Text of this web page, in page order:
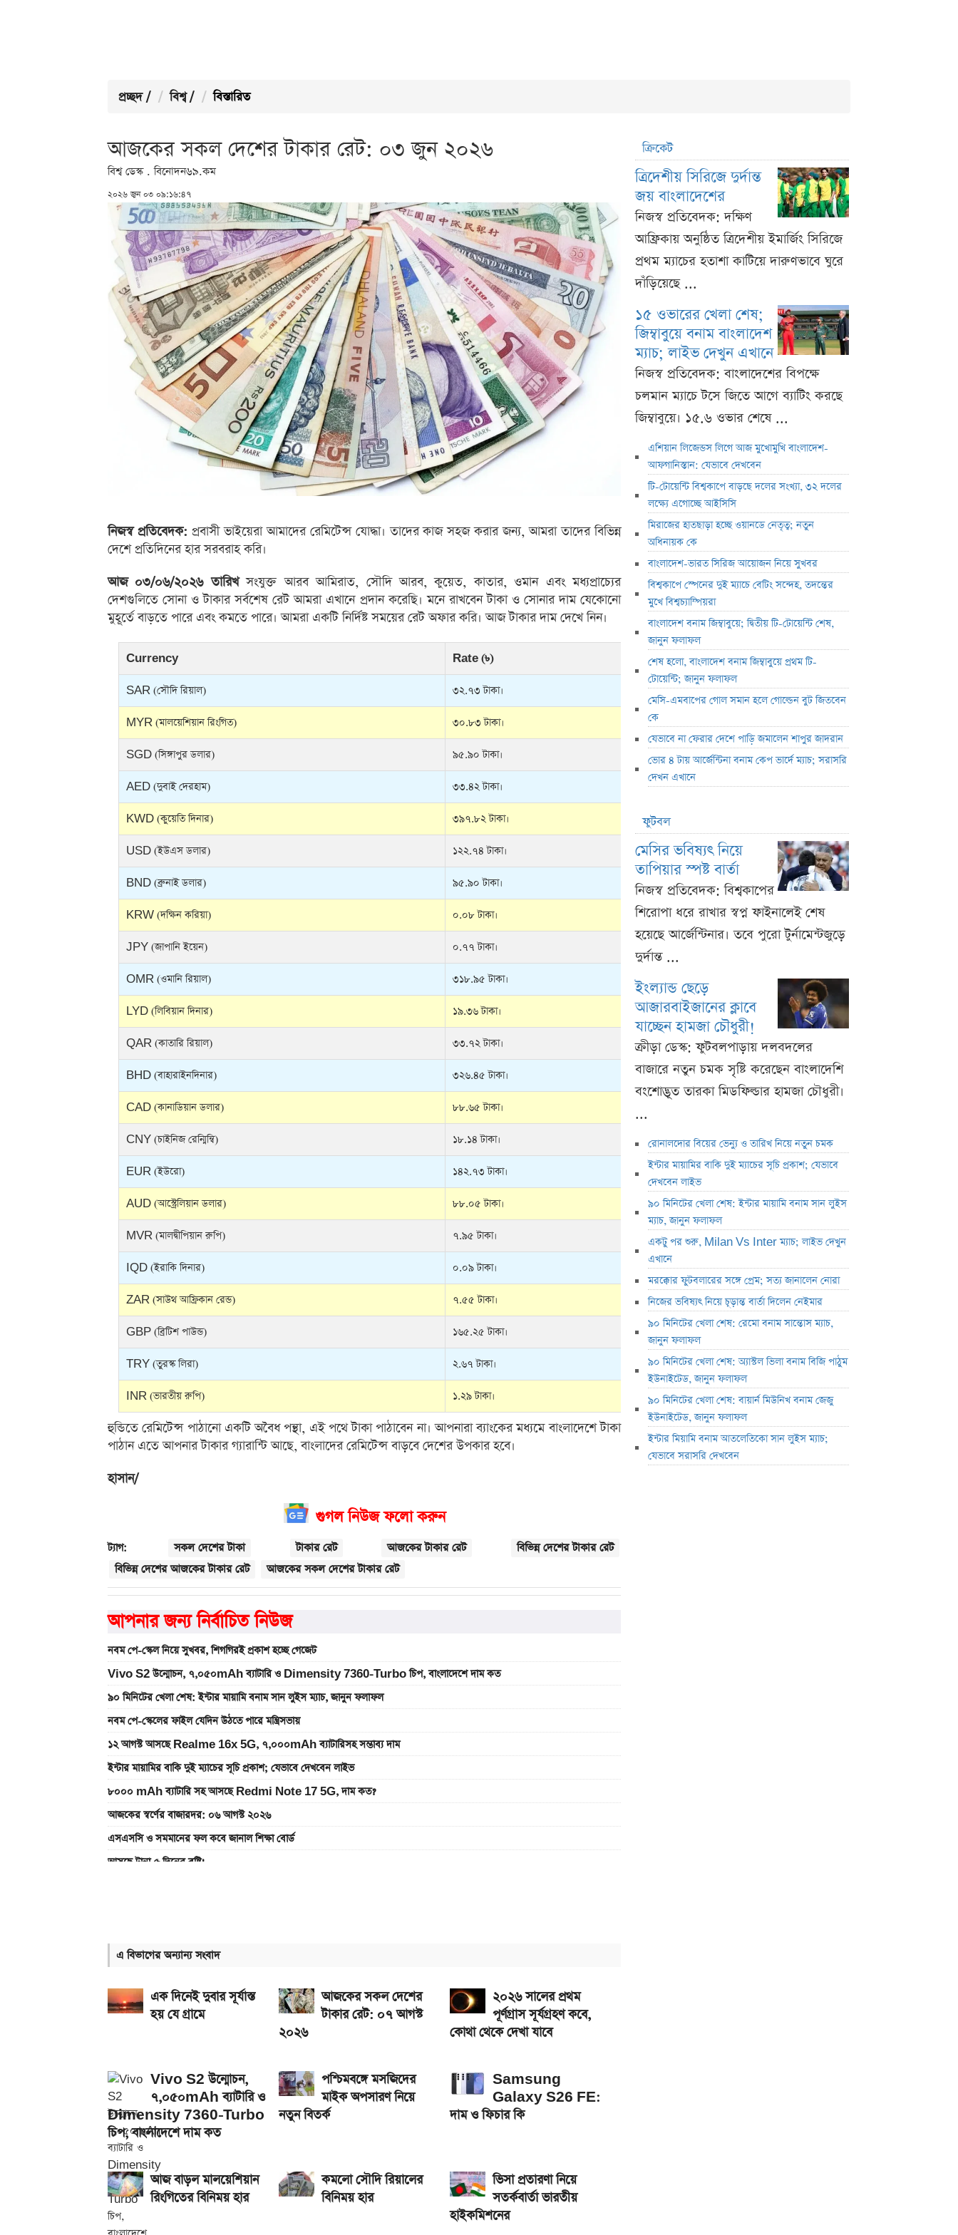
প্রচ্ছদ / বিশ্ব / বিস্তারিত
আজকের সকল দেশের টাকার রেট: ০৩ জুন ২০২৬
বিশ্ব ডেস্ক . বিনোদন৬৯.কম
২০২৬ জুন ০৩ ০৯:১৬:৪৭
নিজস্ব প্রতিবেদক: প্রবাসী ভাইয়েরা আমাদের রেমিটেন্স যোদ্ধা। তাদের কাজ সহজ করার জন্য, আমরা তাদের বিভিন্ন
দেশে প্রতিদিনের হার সরবরাহ করি।
আজ ০৩/০৬/২০২৬ তারিখসংযুক্ত আরব আমিরাত, সৌদি আরব, কুয়েত, কাতার, ওমান এবং মধ্যপ্রাচ্যের
দেশগুলিতে সোনা ও টাকার সর্বশেষ রেট আমরা এখানে প্রদান করেছি। মনে রাখবেন টাকা ও সোনার দাম যেকোনো
মুহূর্তে বাড়তে পারে এবং কমতে পারে। আমরা একটি নির্দিষ্ট সময়ের রেট অফার করি। আজ টাকার দাম দেখে নিন।
Currency Rate (৳)
SAR (সৌদি রিয়াল) ৩২.৭৩ টাকা।
MYR (মালয়েশিয়ান রিংগিত) ৩০.৮৩ টাকা।
SGD (সিঙ্গাপুর ডলার) ৯৫.৯০ টাকা।
AED (দুবাই দেরহাম) ৩৩.৪২ টাকা।
KWD (কুয়েতি দিনার) ৩৯৭.৮২ টাকা।
USD (ইউএস ডলার) ১২২.৭৪ টাকা।
BND (ব্রুনাই ডলার) ৯৫.৯০ টাকা।
KRW (দক্ষিন করিয়া) ০.০৮ টাকা।
JPY (জাপানি ইয়েন) ০.৭৭ টাকা।
OMR (ওমানি রিয়াল) ৩১৮.৯৫ টাকা।
LYD (লিবিয়ান দিনার) ১৯.৩৬ টাকা।
QAR (কাতারি রিয়াল) ৩৩.৭২ টাকা।
BHD (বাহারাইনদিনার) ৩২৬.৪৫ টাকা।
CAD (কানাডিয়ান ডলার) ৮৮.৬৫ টাকা।
CNY (চাইনিজ রেন্মিন্বি) ১৮.১৪ টাকা।
EUR (ইউরো) ১৪২.৭৩ টাকা।
AUD (আস্ট্রেলিয়ান ডলার) ৮৮.০৫ টাকা।
MVR (মালদ্বীপিয়ান রুপি) ৭.৯৫ টাকা।
IQD (ইরাকি দিনার) ০.০৯ টাকা।
ZAR (সাউথ আফ্রিকান রেন্ড) ৭.৫৫ টাকা।
GBP (ব্রিটিশ পাউন্ড) ১৬৫.২৫ টাকা।
TRY (তুরস্ক লিরা) ২.৬৭ টাকা।
INR (ভারতীয় রুপি) ১.২৯ টাকা।
হুন্ডিতে রেমিটেন্স পাঠানো একটি অবৈধ পন্থা, এই পথে টাকা পাঠাবেন না। আপনারা ব্যাংকের মধ্যমে বাংলাদেশে টাকা
পাঠান এতে আপনার টাকার গ্যারান্টি আছে, বাংলাদের রেমিটেন্স বাড়বে দেশের উপকার হবে।
হাসান/
গুগল নিউজ ফলো করুন
ট্যাগ: সকল দেশের টাকা টাকার রেট আজকের টাকার রেট
বিভিন্ন দেশের টাকার রেট
বিভিন্ন দেশের আজকের টাকার রেট
আজকের সকল দেশের টাকার রেট
আপনার জন্য নির্বাচিত নিউজ
নবম পে-স্কেল নিয়ে সুখবর, শিগগিরই প্রকাশ হচ্ছে গেজেট
Vivo S2 উন্মোচন, ৭,০৫০mAh ব্যাটারি ও Dimensity 7360-Turbo চিপ, বাংলাদেশে দাম কত
৯০ মিনিটের খেলা শেষ: ইন্টার মায়ামি বনাম সান লুইস ম্যাচ, জানুন ফলাফল
নবম পে-স্কেলের ফাইল যেদিন উঠতে পারে মন্ত্রিসভায়
১২ আগস্ট আসছে Realme 16x 5G, ৭,০০০mAh ব্যাটারিসহ সম্ভাব্য দাম
ইন্টার মায়ামির বাকি দুই ম্যাচের সূচি প্রকাশ; যেভাবে দেখবেন লাইভ
৮০০০ mAh ব্যাটারি সহ আসছে Redmi Note 17 5G, দাম কত?
আজকের স্বর্ণের বাজারদর: ০৬ আগস্ট ২০২৬
এসএসসি ও সমমানের ফল কবে জানাল শিক্ষা বোর্ড
আসছে টানা ৫ দিনের বৃষ্টি!
আজকের স্বর্ণের বাজারদর: ০৭ আগস্ট ২০২৬
এ বিভাগের অন্যান্য সংবাদ
এক দিনেই দুবার সূর্যাস্ত
হয় যে গ্রামে
আজকের সকল দেশের
টাকার রেট: ০৭ আগস্ট
২০২৬
২০২৬ সালের প্রথম
পূর্ণগ্রাস সূর্যগ্রহণ কবে,
কোথা থেকে দেখা যাবে
Vivo S2 উন্মোচন,
৭,০৫০mAh ব্যাটারি ও
Dimensity 7360-Turbo
চিপ, বাংলাদেশে দাম কত
পশ্চিমবঙ্গে মসজিদের
মাইক অপসারণ নিয়ে
নতুন বিতর্ক
Samsung
Galaxy S26 FE:
দাম ও ফিচার কি
আজ বাড়ল মালয়েশিয়ান
রিংগিতের বিনিময় হার
কমলো সৌদি রিয়ালের
বিনিময় হার
ভিসা প্রতারণা নিয়ে
সতর্কবার্তা ভারতীয়
হাইকমিশনের
ক্রিকেট
ত্রিদেশীয় সিরিজে দুর্দান্ত
জয় বাংলাদেশের
নিজস্ব প্রতিবেদক: দক্ষিণ
আফ্রিকায় অনুষ্ঠিত ত্রিদেশীয় ইমার্জিং সিরিজে
প্রথম ম্যাচের হতাশা কাটিয়ে দারুণভাবে ঘুরে
দাঁড়িয়েছে ...
১৫ ওভারের খেলা শেষ;
জিম্বাবুয়ে বনাম বাংলাদেশ
ম্যাচ; লাইভ দেখুন এখানে
নিজস্ব প্রতিবেদক: বাংলাদেশের বিপক্ষে
চলমান ম্যাচে টসে জিতে আগে ব্যাটিং করছে
জিম্বাবুয়ে। ১৫.৬ ওভার শেষে ...
এশিয়ান লিজেন্ডস লিগে আজ মুখোমুখি বাংলাদেশ-
আফগানিস্তান: যেভাবে দেখবেন
টি-টোয়েন্টি বিশ্বকাপে বাড়ছে দলের সংখ্যা, ৩২ দলের
লক্ষ্যে এগোচ্ছে আইসিসি
মিরাজের হাতছাড়া হচ্ছে ওয়ানডে নেতৃত্ব; নতুন
অধিনায়ক কে
বাংলাদেশ-ভারত সিরিজ আয়োজন নিয়ে সুখবর
বিশ্বকাপে স্পেনের দুই ম্যাচে বেটিং সন্দেহ, তদন্তের
মুখে বিশ্বচ্যাম্পিয়রা
বাংলাদেশ বনাম জিম্বাবুয়ে; দ্বিতীয় টি-টোয়েন্টি শেষ,
জানুন ফলাফল
শেষ হলো, বাংলাদেশ বনাম জিম্বাবুয়ে প্রথম টি-
টোয়েন্টি; জানুন ফলাফল
মেসি-এমবাপের গোল সমান হলে গোল্ডেন বুট জিতবেন
কে
যেভাবে না ফেরার দেশে পাড়ি জমালেন শাপুর জাদরান
ভোর ৪ টায় আর্জেন্টিনা বনাম কেপ ভার্দে ম্যাচ; সরাসরি
দেখন এখানে
ফুটবল
মেসির ভবিষ্যৎ নিয়ে
তাপিয়ার স্পষ্ট বার্তা
নিজস্ব প্রতিবেদক: বিশ্বকাপের
শিরোপা ধরে রাখার স্বপ্ন ফাইনালেই শেষ
হয়েছে আর্জেন্টিনার। তবে পুরো টুর্নামেন্টজুড়ে
দুর্দান্ত ...
ইংল্যান্ড ছেড়ে
আজারবাইজানের ক্লাবে
যাচ্ছেন হামজা চৌধুরী!
ক্রীড়া ডেস্ক: ফুটবলপাড়ায় দলবদলের
বাজারে নতুন চমক সৃষ্টি করেছেন বাংলাদেশি
বংশোদ্ভূত তারকা মিডফিল্ডার হামজা চৌধুরী।
...
রোনালদোর বিয়ের ভেন্যু ও তারিখ নিয়ে নতুন চমক
ইন্টার মায়ামির বাকি দুই ম্যাচের সূচি প্রকাশ; যেভাবে
দেখবেন লাইভ
৯০ মিনিটের খেলা শেষ: ইন্টার মায়ামি বনাম সান লুইস
ম্যাচ, জানুন ফলাফল
একটু পর শুরু, Milan Vs Inter ম্যাচ; লাইভ দেখুন
এখানে
মরক্কোর ফুটবলারের সঙ্গে প্রেম; সত্য জানালেন নোরা
নিজের ভবিষ্যৎ নিয়ে চূড়ান্ত বার্তা দিলেন নেইমার
৯০ মিনিটের খেলা শেষ: রেমো বনাম সান্তোস ম্যাচ,
জানুন ফলাফল
৯০ মিনিটের খেলা শেষ: অ্যাস্টল ভিলা বনাম বিজি পাঠুম
ইউনাইটেড, জানুন ফলাফল
৯০ মিনিটের খেলা শেষ: বায়ার্ন মিউনিখ বনাম জেজু
ইউনাইটেড, জানুন ফলাফল
ইন্টার মিয়ামি বনাম আতলেতিকো সান লুইস ম্যাচ;
যেভাবে সরাসরি দেখবেন